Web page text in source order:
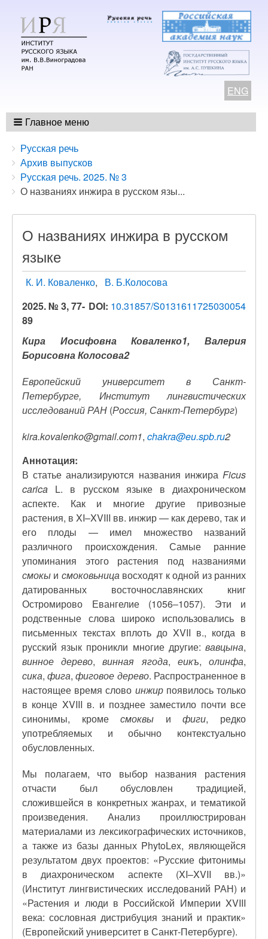
ENG
Главное меню
Breadcrumbs
You
are
here:
Русская речь
Архив выпусков
Русская речь. 2025. № 3
О названиях инжира в русском язы...
О названиях инжира в русском
языке
К. И. Коваленко
В. Б.Колосова
DOI: 10.31857/S0131611725030054
2025. № 3, 77-
89
Кира Иосифовна Коваленко1, Валерия
Борисовна Колосова2
Европейский университет в Санкт-
Петербурге, Институт лингвистических
исследований РАН (Россия, Санкт-Петербург)
kira.kovalenko@gmail.com1, chakra@eu.spb.ru2
Аннотация:
В статье анализируются названия инжира Ficus
carica L. в русском языке в диахроническом
аспекте. Как и многие другие привозные
растения, в XI–XVIII вв. инжир — как дерево, так и
его плоды — имел множество названий
различного происхождения. Самые ранние
упоминания этого растения под названиями
смокы и смоковьницавосходят к одной из ранних
датированных восточнославянских книг
Остромирово Евангелие (1056‒1057). Эти и
родственные слова широко использовались в
письменных текстах вплоть до XVII в., когда в
русский язык проникли многие другие: вавцына,
винное дерево,винная ягода, еикъ,олинфа,
сика,фига,фиговое дерево. Распространенное в
настоящее время слово инжирпоявилось только
в конце XVIII в. и позднее заместило почти все
синонимы, кромесмоквы ифиги, редко
употребляемых и обычно контекстуально
обусловленных.
Мы полагаем, что выбор названия растения
отчасти был обусловлен традицией,
сложившейся в конкретных жанрах, и тематикой
произведения. Анализ проиллюстрирован
материалами из лексикографических источников,
а также из базы данных PhytoLex, являющейся
результатом двух проектов: «Русские фитонимы
в диахроническом аспекте (XI–XVII вв.)»
(Институт лингвистических исследований РАН) и
«Растения и люди в Российской Империи XVIII
века: сословная дистрибуция знаний и практик»
(Европейский университет в Санкт-Петербурге).